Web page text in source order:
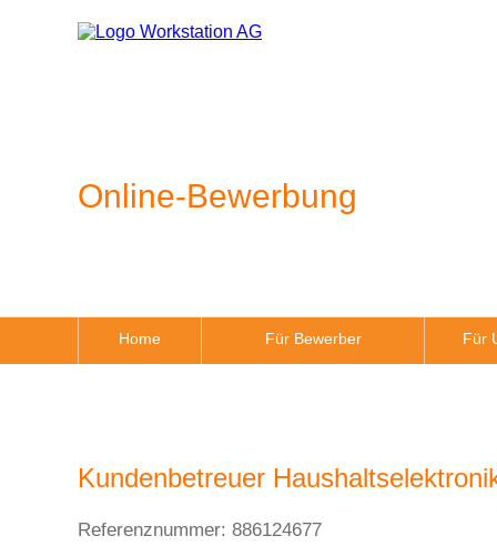
Online-Bewerbung
Home Für Bewerber Für
Kundenbetreuer
Referenznummer: 886124677